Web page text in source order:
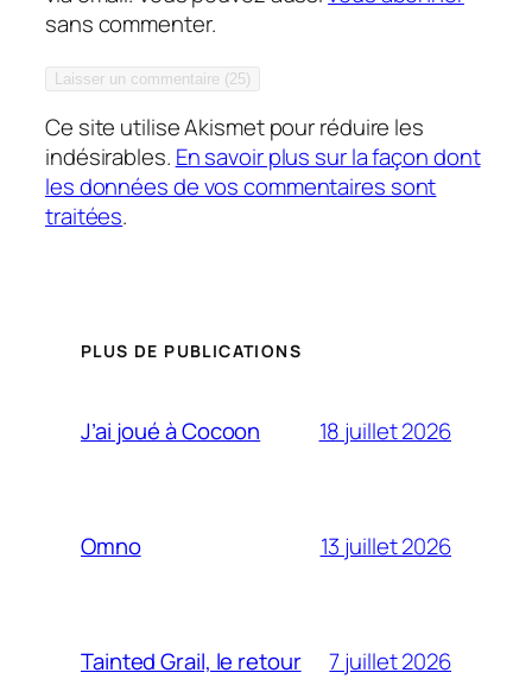
sans commenter.
Ce site utilise Akismet pour réduire les
indésirables. En savoir plus sur la façon dont
les données de vos commentaires sont
traitées.
PLUS DE PUBLICATIONS
J’ai joué à Cocoon 18 juillet 2026
Omno 13 juillet 2026
Tainted Grail, le retour 7 juillet 2026